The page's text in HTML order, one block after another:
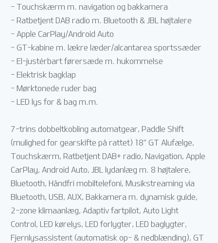
- Touchskærm m. navigation og bakkamera
- Ratbetjent DAB radio m. Bluetooth & JBL højtalere
- Apple CarPlay/Android Auto
- GT-kabine m. lækre læder/alcantarea sportssæder
- El-justérbart førersæde m. hukommelse
- Elektrisk bagklap
- Mørktonede ruder bag
- LED lys for & bag m.m.
7-trins dobbeltkobling automatgear, Paddle Shift
(mulighed for gearskifte på rattet) 18” GT Alufælge,
Touchskærm, Ratbetjent DAB+ radio, Navigation, Apple
CarPlay, Android Auto, JBL lydanlæg m. 8 højtalere,
Bluetooth, Håndfri mobiltelefoni, Musikstreaming via
Bluetooth, USB, AUX, Bakkamera m. dynamisk guide,
2-zone klimaanlæg, Adaptiv fartpilot, Auto Light
Control, LED kørelys, LED forlygter, LED baglygter,
Fjernlysassistent (automatisk op- & nedblænding), GT